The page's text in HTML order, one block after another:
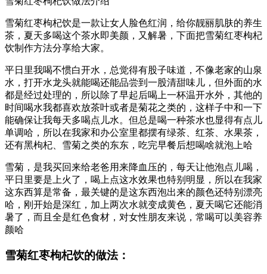
雪菊红枣枸杞饮是一款让女人脸色红润，给你靓丽肌肤的养生
茶，夏天多喝这个茶水即美颜，又解暑，下面把雪菊红枣枸杞
饮制作方法分享给大家。
平日里我喝不惯白开水，总觉得有股子味道，不像老家的山泉
水，打开水龙头就能喝还能品尝到一股清甜味儿，但外面的水
都是经过处理的，所以除了早起后喝上一杯温开水外，其他的
时间喝水我都喜欢放茶叶或者是菊花之类的，这样子中和一下
能确保让我每天多喝点儿水。但总是喝一种茶水也显得有点儿
单调哈，所以在我家和办公室里都摆有绿茶、红茶、水果茶，
还有黑枸杞、雪菊之类的东东，吃完早餐后想喝啥就泡上哈
雪菊，是我买回来给老爸用来降血压的，每天让他泡点儿喝，
平日里要是上火了，喝上点这水效果也特别明显，所以在我家
这东西算是常备，最关键的是这东西泡出来的颜色还特别漂亮
哈，刚开始是深红，加上两次水就变成黄色，夏天喝它还能消
暑了，而且全是红色食材，对女性朋友来说，常喝可以美容养
颜哈
雪菊红枣枸杞饮的做法：